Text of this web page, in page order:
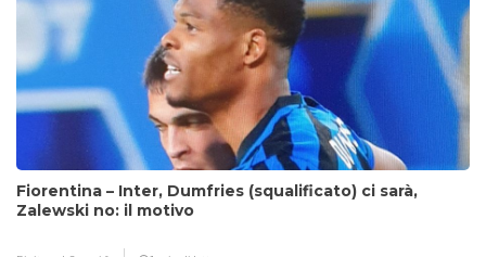
Fiorentina – Inter, Dumfries (squalificato) ci sarà,
Zalewski no: il motivo